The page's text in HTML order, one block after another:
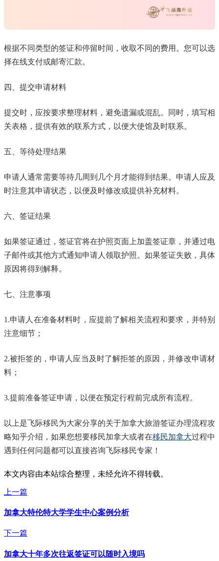
根据不同类型的签证和停留时间，收取不同的费用。您可以选
择在线支付或邮寄汇款。
四、提交申请材料
提交时，应按要求整理材料，避免遗漏或混乱。同时，填写相
关表格，提供有效的联系方式，以便大使馆及时联系。
五、等待处理结果
申请人通常需要等待几周到几个月才能得到结果。申请人应及
时注意其申请状态，以便及时修改或提供补充材料。
六、签证结果
如果签证通过，签证官将在护照页面上加盖签证章，并通过电
子邮件或其他方式通知申请人领取护照。如果签证失败，具体
原因将得到解释。
七、注意事项
1.申请人在准备材料时，应提前了解相关流程和要求，并特别
注意细节；
2.被拒签的，申请人应当及时了解拒签的原因，并修改申请材
料；
3.提前准备签证申请，以便在预定行程前完成所有流程。
以上是飞际移民为大家分享的关于加拿大旅游签证办理流程攻
略知乎介绍，如果您想要移民加拿大或者在移民加拿大过程中
遇到任何问题都可以直接咨询飞际移民专家！
本文内容由本站综合整理，未经允许不得转载。
上一篇
加拿大特伦特大学学生中心案例分析
下一篇
加拿大十年多次往返签证可以随时入境吗